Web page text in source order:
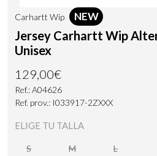
Carhartt Wip NEW
Jersey Carhartt Wip
Unisex
129,00€
Ref.: A04626
Ref. prov.: I033917-2ZXXX
ELIGE TU TALLA
S M L